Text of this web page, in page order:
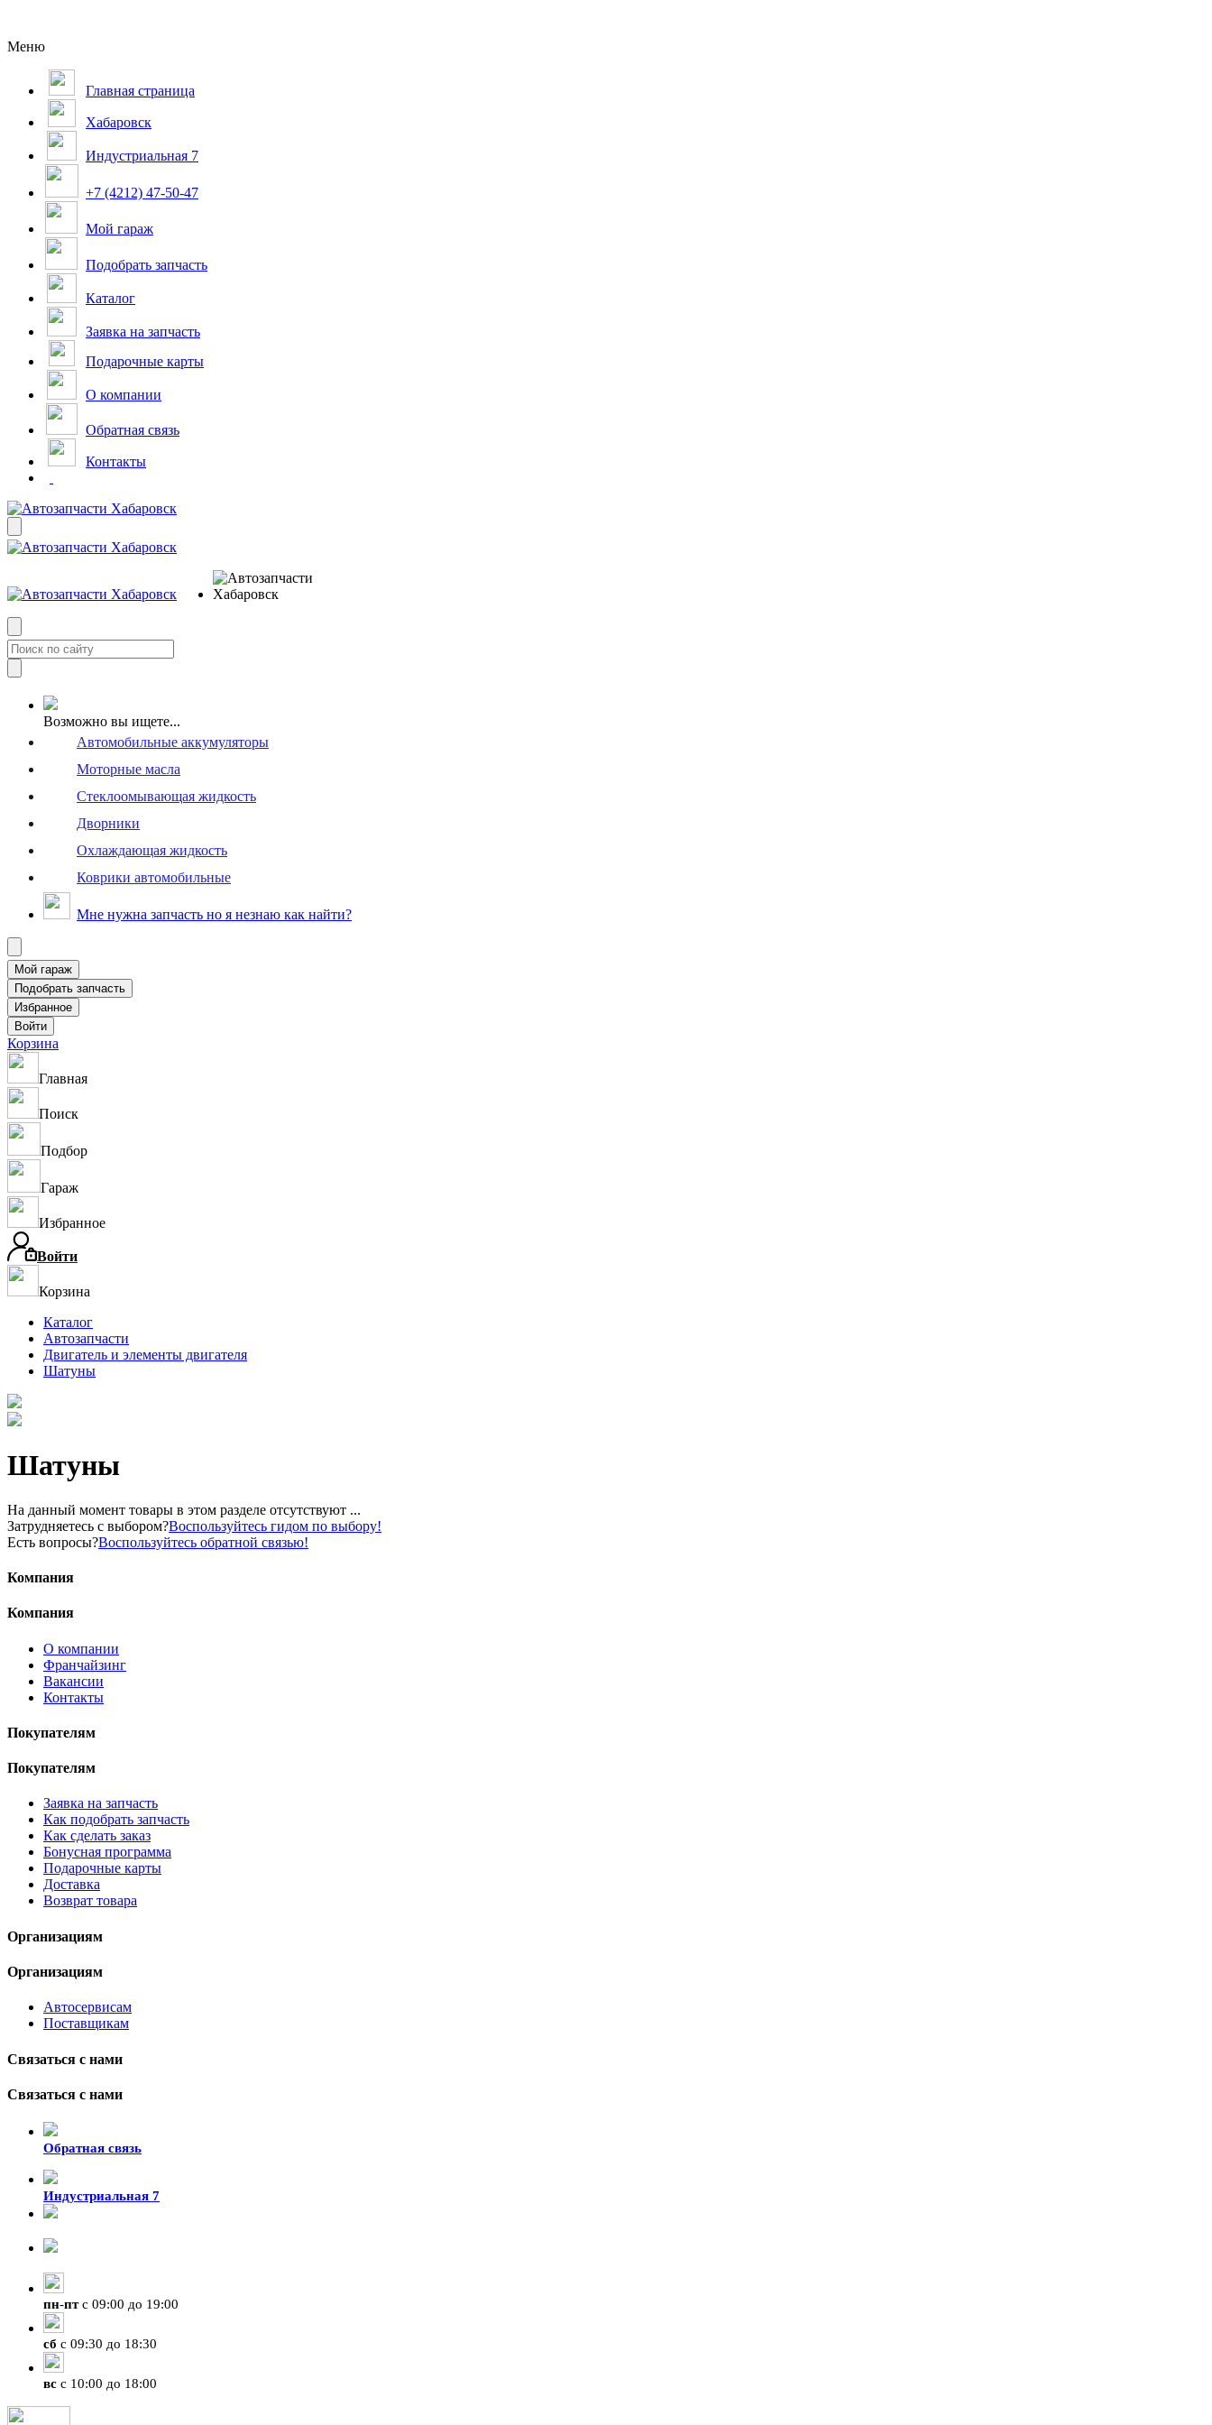
Меню
Главная страница
Хабаровск
Индустриальная 7
+7 (4212) 47-50-47
Мой гараж
Подобрать запчасть
Каталог
Заявка на запчасть
Подарочные карты
О компании
Обратная связь
Контакты
Возможно вы ищете...
Автомобильные аккумуляторы
Моторные масла
Стеклоомывающая жидкость
Дворники
Охлаждающая жидкость
Коврики автомобильные
Мне нужна запчасть но я незнаю как найти?
Корзина
Главная
Поиск
Подбор
Гараж
Избранное
Войти
Корзина
Каталог
Автозапчасти
Двигатель и элементы двигателя
Шатуны
Шатуны
На данный момент товары в этом разделе отсутствуют ...
Затрудняетесь с выбором?Воспользуйтесь гидом по выбору!
Есть вопросы?Воспользуйтесь обратной связью!
Компания
Компания
О компании
Франчайзинг
Вакансии
Контакты
Покупателям
Покупателям
Заявка на запчасть
Как подобрать запчасть
Как сделать заказ
Бонусная программа
Подарочные карты
Доставка
Возврат товара
Организациям
Организациям
Автосервисам
Поставщикам
Связаться с нами
Связаться с нами
Обратная связь
Индустриальная 7
пн-птс 09:00 до 19:00
сб с 09:30 до 18:30
вс с 10:00 до 18:00